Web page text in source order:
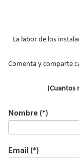
generación en sistemas
de expansión para
Caso de éxito - Siete
La labor de los
Comenta y comparte
¡Cuantos
Nombre (*)
Email (*)